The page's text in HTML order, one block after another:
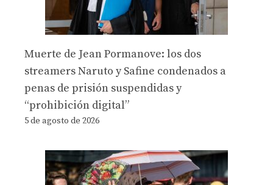
Muerte de Jean Pormanove: los dos
streamers Naruto y Safine condenados a
penas de prisión suspendidas y
“prohibición digital”
5 de agosto de 2026